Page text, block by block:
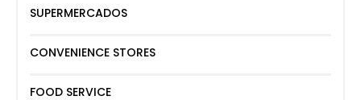
SUPERMERCADOS
CONVENIENCE STORES
FOOD SERVICE